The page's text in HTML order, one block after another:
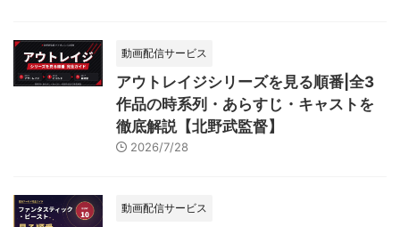
動画配信サービス
アウトレイジシリーズを見る順番|全3
作品の時系列・あらすじ・キャストを
徹底解説【北野武監督】
2026/7/28
動画配信サービス